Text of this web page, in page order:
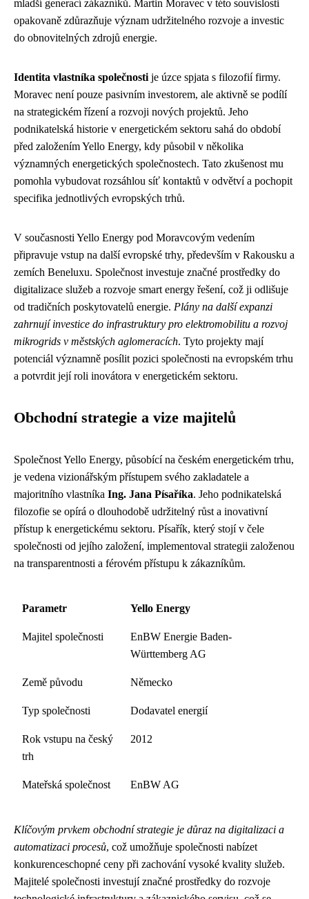
mladší generací zákazníků. Martin Moravec v této souvislosti
opakovaně zdůrazňuje význam udržitelného rozvoje a investic
do obnovitelných zdrojů energie.
Identita vlastníka společnosti je úzce spjata s filozofií firmy.
Moravec není pouze pasivním investorem, ale aktivně se podílí
na strategickém řízení a rozvoji nových projektů. Jeho
podnikatelská historie v energetickém sektoru sahá do období
před založením Yello Energy, kdy působil v několika
významných energetických společnostech. Tato zkušenost mu
pomohla vybudovat rozsáhlou síť kontaktů v odvětví a pochopit
specifika jednotlivých evropských trhů.
V současnosti Yello Energy pod Moravcovým vedením
připravuje vstup na další evropské trhy, především v Rakousku a
zemích Beneluxu. Společnost investuje značné prostředky do
digitalizace služeb a rozvoje smart energy řešení, což ji odlišuje
od tradičních poskytovatelů energie. Plány na další expanzi
zahrnují investice do infrastruktury pro elektromobilitu a rozvoj
mikrogrids v městských aglomeracích. Tyto projekty mají
potenciál významně posílit pozici společnosti na evropském trhu
a potvrdit její roli inovátora v energetickém sektoru.
Obchodní strategie a vize majitelů
Společnost Yello Energy, působící na českém energetickém trhu,
je vedena vizionářským přístupem svého zakladatele a
majoritního vlastníka Ing. Jana Písaříka. Jeho podnikatelská
filozofie se opírá o dlouhodobě udržitelný růst a inovativní
přístup k energetickému sektoru. Písařík, který stojí v čele
společnosti od jejího založení, implementoval strategii založenou
na transparentnosti a férovém přístupu k zákazníkům.
Parametr Yello Energy
Majitel společnosti
EnBW Energie Baden-
Württemberg AG
Země původu Německo
Typ společnosti Dodavatel energií
Rok vstupu na český
trh
2012
Mateřská společnost EnBW AG
Klíčovým prvkem obchodní strategie je důraz na digitalizaci a
automatizaci procesů, což umožňuje společnosti nabízet
konkurenceschopné ceny při zachování vysoké kvality služeb.
Majitelé společnosti investují značné prostředky do rozvoje